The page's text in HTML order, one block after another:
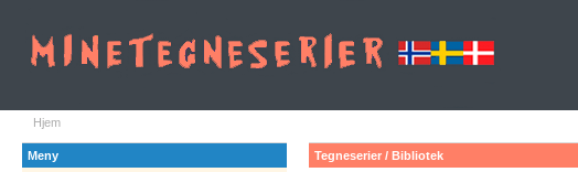
Hjem
Meny Tegneserier / Bibliotek